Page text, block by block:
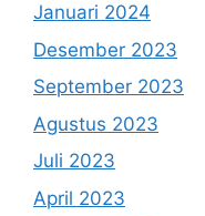
Januari 2024
Desember 2023
September 2023
Agustus 2023
Juli 2023
April 2023